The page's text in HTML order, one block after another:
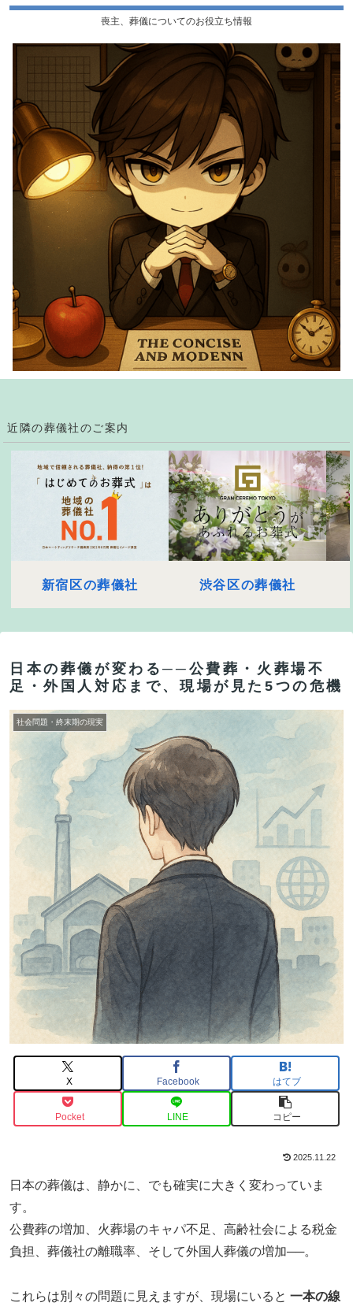
喪主、葬儀についてのお役立ち情報
近隣の葬儀社のご案内
新宿区の葬儀社 渋谷区の葬儀社
日本の葬儀が変わる──公費葬・火葬場不
足・外国人対応まで、現場が見た5つの危機
社会問題・終末期の現実
X Facebook はてブ
Pocket LINE コピー
2025.11.22
日本の葬儀は、静かに、でも確実に大きく変わっていま
す。
公費葬の増加、火葬場のキャパ不足、高齢社会による税金
負担、葬儀社の離職率、そして外国人葬儀の増加──。
これらは別々の問題に見えますが、現場にいると 一本の線